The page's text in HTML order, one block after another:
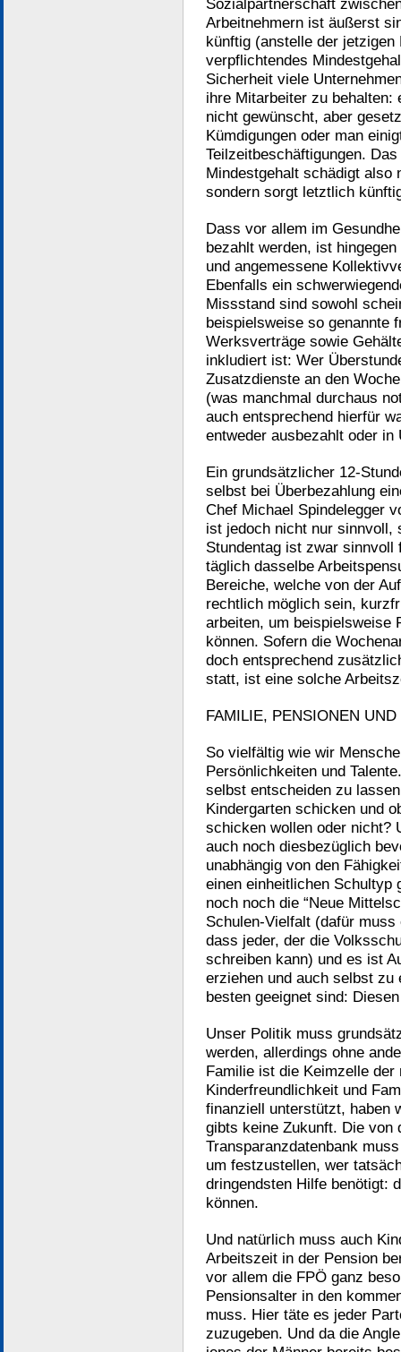
Sozialpartnerschaft
Arbeitnehmern ist äußerst
künftig (anstelle der
verpflichtendes
Sicherheit viele
ihre Mitarbeiter zu behalten:
nicht gewünscht, aber
Kümdigungen oder man
Teilzeitbeschäftigungen.
Mindestgehalt schädigt also
sondern sorgt letztlich
Dass vor allem im
bezahlt werden, ist
und angemessene
Ebenfalls ein
Missstand sind sowohl
beispielsweise so genannte
Werksverträge sowie
inkludiert ist: Wer
Zusatzdienste an den
(was manchmal durchaus
auch entsprechend hierfür
entweder ausbezahlt oder
Ein grundsätzlicher 12-
selbst bei Überbezahlung
Chef Michael Spindelegger
ist jedoch nicht nur sinnvoll,
Stundentag ist zwar sinnvoll
täglich dasselbe
Bereiche, welche von der
rechtlich möglich sein,
arbeiten, um beispielsweise
können. Sofern die
doch entsprechend
statt, ist eine solche
FAMILIE, PENSIONEN
So vielfältig wie wir
Persönlichkeiten und
selbst entscheiden zu
Kindergarten schicken und
schicken wollen oder nicht?
auch noch diesbezüglich
unabhängig von den
einen einheitlichen Schultyp
noch noch die “Neue
Schulen-Vielfalt (dafür
dass jeder, der die
schreiben kann) und es ist
erziehen und auch selbst
besten geeignet sind:
Unser Politik muss
werden, allerdings ohne
Familie ist die Keimzelle
Kinderfreundlichkeit und
finanziell unterstützt, haben
gibts keine Zukunft. Die von
Transparanzdatenbank
um festzustellen, wer
dringendsten Hilfe benötigt:
können.
Und natürlich muss auch
Arbeitszeit in der Pension
vor allem die FPÖ ganz
Pensionsalter in den
muss. Hier täte es jeder
zuzugeben. Und da die